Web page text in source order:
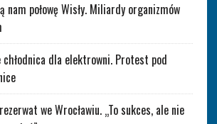
nam połowę Wisły. Miliardy organizmów
chłodnica dla elektrowni. Protest pod
we Wrocławiu. „To sukces, ale nie